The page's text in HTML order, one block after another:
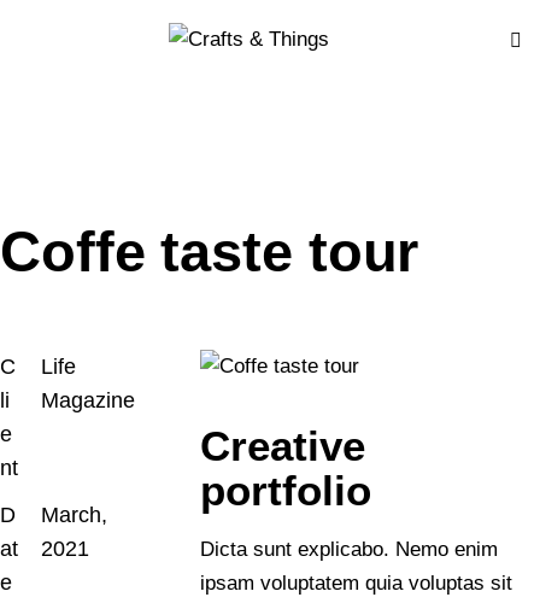
Coffe taste tour
C
li
e
nt
Life
Magazine
D
at
e
March,
2021
Creative
portfolio
Dicta sunt explicabo. Nemo enim
ipsam voluptatem quia voluptas sit